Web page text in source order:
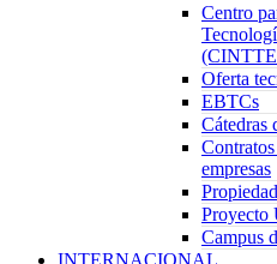
Centro
Oferta
EBTCs
Cátedras
empresas
Proyecto
Campus
INTERNACIONAL